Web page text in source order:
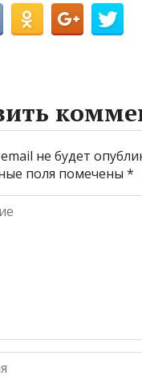
не будет
поля помечены*